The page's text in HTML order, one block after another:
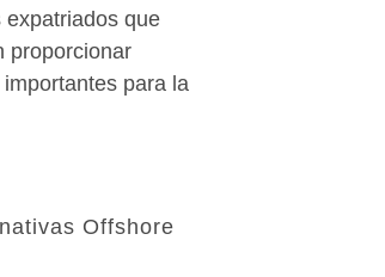
expatriados que
proporcionar
para la
Offshore